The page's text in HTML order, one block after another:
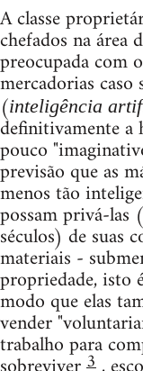
A classe
chefados na área
preocupada com
mercadorias
(inteligência
definitivamente a
pouco
previsão que as
menos tão
possam privá-las
séculos) de suas
materiais -
propriedade, isto
modo que elas
vender
trabalho para
3